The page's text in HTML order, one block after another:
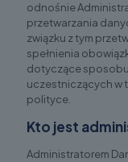
odnośnie
przetwarzania
związku z tym
spełnienia
dotyczące
uczestniczących w
polityce.
Kto jest
Administratorem